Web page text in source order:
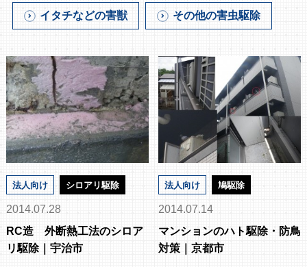
イタチなどの害獣 その他の害虫駆除
法人向け シロアリ駆除
2014.07.28
RC造 外断熱工法のシロア
リ駆除｜宇治市
法人向け 鳩駆除
2014.07.14
マンションのハト駆除・防鳥
対策｜京都市